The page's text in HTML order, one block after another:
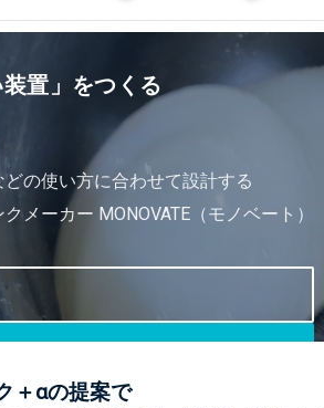
装置」をつくる
の使い方に合わせて設計する
メーカー MONOVATE（モノベート）
＋αの提案で